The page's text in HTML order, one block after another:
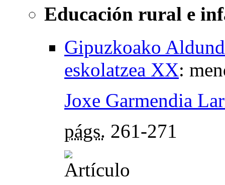
Educación rural e
Gipuzkoako
eskolatzea XX:
Joxe Garmendia
págs. 261-271